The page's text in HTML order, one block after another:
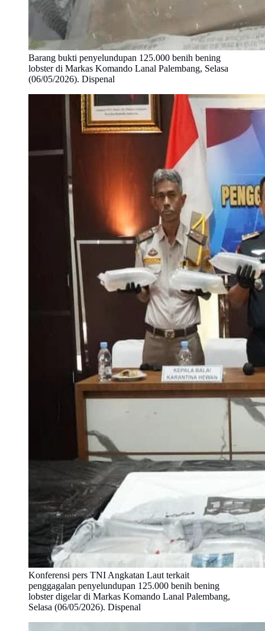
Barang bukti penyelundupan 125.000 benih bening
lobster di Markas Komando Lanal Palembang, Selasa
(06/05/2026). Dispenal
Konferensi pers TNI Angkatan Laut terkait
penggagalan penyelundupan 125.000 benih bening
lobster digelar di Markas Komando Lanal Palembang,
Selasa (06/05/2026). Dispenal